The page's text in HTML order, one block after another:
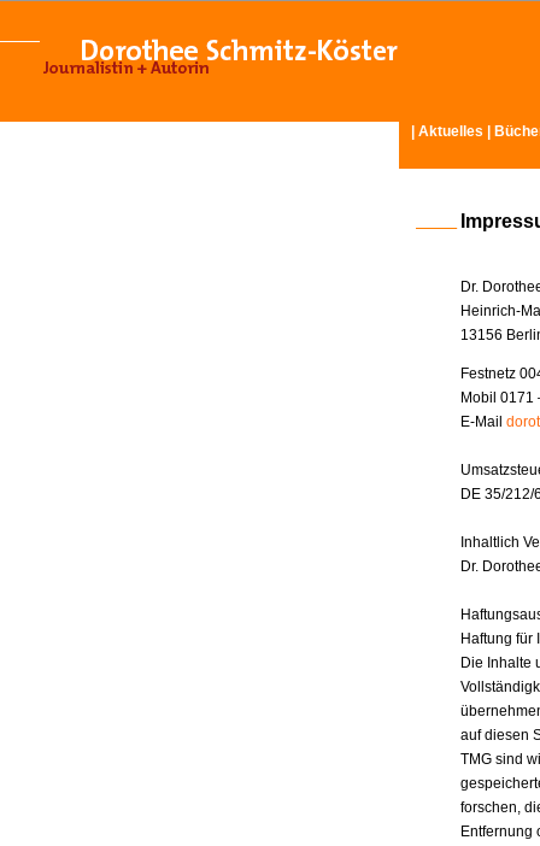
Aktuelles
Dr.
Heinrich-
13156
Festnetz
Mobil 0171
E-Mail
DE 35/212/
Inhaltlich
Dr.
Haftung für
Die Inhalte
auf diesen
TMG sind
forschen,
Entfernung